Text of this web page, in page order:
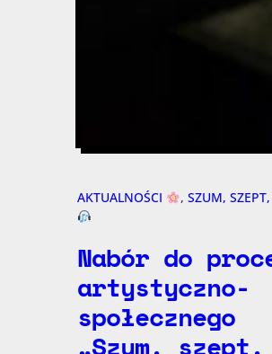
AKTUALNOŚCI , SZUM,
Nabór do
artystyczno-
społecznego
„Szum, szept,